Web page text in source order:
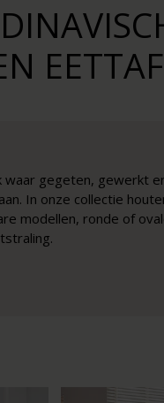
gegeten, gewerkt
In onze collectie
modellen, ronde of